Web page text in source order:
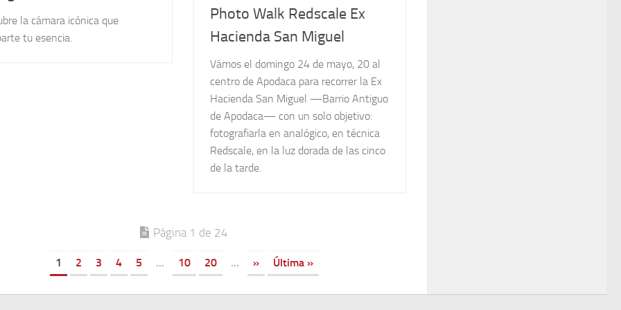
la cámara icónica que
tu esencia.
Photo Walk Redscale Ex
Hacienda San Miguel
Vámos el domingo 24 de mayo, 20 al
centro de Apodaca para recorrer la Ex
Hacienda San Miguel —Barrio Antiguo
de Apodaca— con un solo objetivo:
fotografiarla en analógico, en técnica
Redscale, en la luz dorada de las cinco
de la tarde.
Página 1 de 24
1 2 3 4 5 ... 10 20 ... » Última »